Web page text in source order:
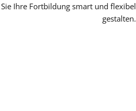
Ihre Fortbildung smart und flexibel
gestalten.